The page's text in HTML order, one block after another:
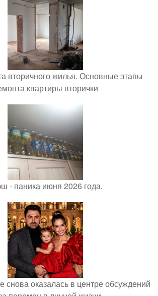
вторичного жилья. Основные этапы
квартиры вторички
- паника июня 2026 года.
снова оказалась в центре обсуждений